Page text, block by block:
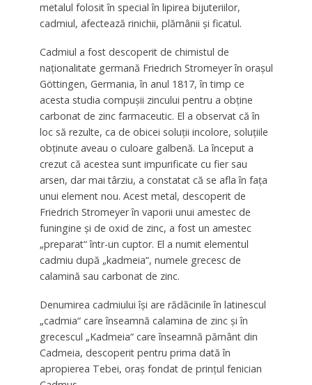
metalul folosit în special în lipirea bijuteriilor,
cadmiul, afectează rinichii, plămânii și ficatul.
Cadmiul a fost descoperit de chimistul de
naţionalitate germană Friedrich Stromeyer în oraşul
Göttingen, Germania, în anul 1817, în timp ce
acesta studia compuşii zincului pentru a obţine
carbonat de zinc farmaceutic. El a observat că în
loc să rezulte, ca de obicei soluţii incolore, soluţiile
obţinute aveau o culoare galbenă. La început a
crezut că acestea sunt impurificate cu fier sau
arsen, dar mai târziu, a constatat că se afla în faţa
unui element nou. Acest metal, descoperit de
Friedrich Stromeyer în vaporii unui amestec de
funingine şi de oxid de zinc, a fost un amestec
„preparat“ într-un cuptor. El a numit elementul
cadmiu după „kadmeia“, numele grecesc de
calamină sau carbonat de zinc.
Denumirea cadmiului îşi are rădăcinile în latinescul
„cadmia“ care înseamnă calamina de zinc şi în
grecescul „Kadmeia“ care înseamnă pământ din
Cadmeia, descoperit pentru prima dată în
apropierea Tebei, oraş fondat de prinţul fenician